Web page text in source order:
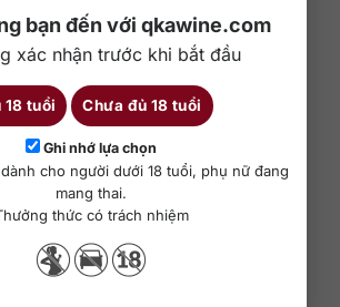
bạn đến với qkawine.com
xác nhận trước khi bắt đầu
18 tuổi Chưa đủ 18 tuổi
Ghi nhớ lựa chọn
cho người dưới 18 tuổi, phụ nữ đang
mang thai.
thức có trách nhiệm
04/GP-UBND
ngoại hàng đầu Việt Nam